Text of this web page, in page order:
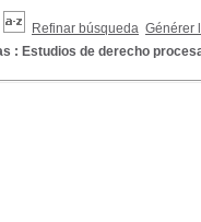
Refinar búsqueda Générer
: Estudios de derecho